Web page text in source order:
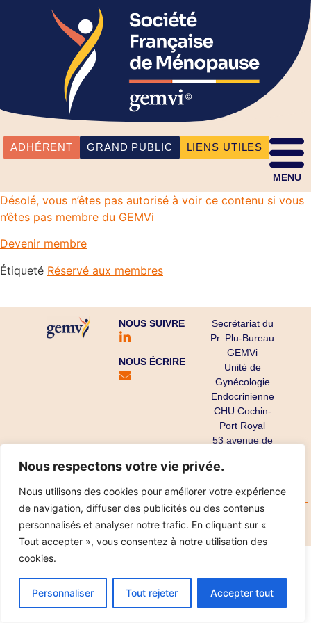
Nous respectons votre vie privée.
Nous utilisons des cookies pour améliorer votre expérience
de navigation, diffuser des publicités ou des contenus
personnalisés et analyser notre trafic. En cliquant sur «
Tout accepter », vous consentez à notre utilisation des
cookies.
Personnaliser Tout rejeter Accepter tout
ADHÉRENT GRAND PUBLIC LIENS UTILES
MENU
Désolé, vous n’êtes pas autorisé à voir ce contenu si vous
n’êtes pas membre du GEMVi
Devenir membre
Étiqueté Réservé aux membres
NOUS SUIVRE
NOUS ÉCRIRE
Secrétariat du
Pr. Plu-Bureau
GEMVi
Unité de
Gynécologie
Endocrinienne
CHU Cochin-
Port Royal
53 avenue de
75679 Paris
Copyright ©
2025
Mentions légales
Réalisation IPT